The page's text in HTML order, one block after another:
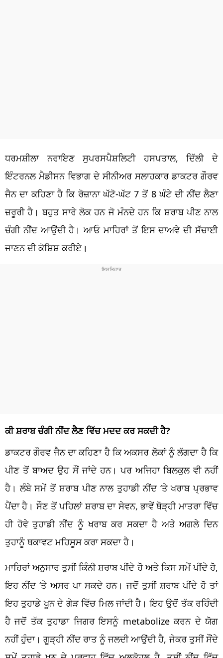
ਧਰਮਸ਼ੀਲਾ ਨਰਾਇਣ ਸੁਪਰਸਪੈਸ਼ਲਿਟੀ ਹਸਪਤਾਲ, ਦਿੱਲੀ ਦੇ
ਇੰਟਰਨਲ ਮੈਡੀਸਨ ਵਿਭਾਗ ਦੇ ਸੀਨੀਅਰ ਸਲਾਹਕਾਰ ਡਾਕਟਰ ਗੌਰਵ
ਜੈਨ ਦਾ ਕਹਿਣਾ ਹੈ ਕਿ ਰੋਜ਼ਾਨਾ ਘੱਟੋ-ਘੱਟ 7 ਤੋਂ 8 ਘੰਟੇ ਦੀ ਨੀਂਦ ਲੈਣਾ
ਜ਼ਰੂਰੀ ਹੈ। ਬਹੁਤ ਸਾਰੇ ਲੋਕ ਹਨ ਜੋ ਮੰਨਦੇ ਹਨ ਕਿ ਸ਼ਰਾਬ ਪੀਣ ਨਾਲ
ਚੰਗੀ ਨੀਂਦ ਆਉਂਦੀ ਹੈ। ਆਓ ਮਾਹਿਰਾਂ ਤੋਂ ਇਸ ਦਾਅਵੇ ਦੀ ਸੱਚਾਈ
ਜਾਣਨ ਦੀ ਕੋਸ਼ਿਸ਼ ਕਰੀਏ।
ਕੀ ਸ਼ਰਾਬ ਚੰਗੀ ਨੀਂਦ ਲੈਣ ਵਿੱਚ ਮਦਦ ਕਰ ਸਕਦੀ ਹੈ?
ਡਾਕਟਰ ਗੌਰਵ ਜੈਨ ਦਾ ਕਹਿਣਾ ਹੈ ਕਿ ਅਕਸਰ ਲੋਕਾਂ ਨੂੰ ਲੱਗਦਾ ਹੈ ਕਿ
ਪੀਣ ਤੋਂ ਬਾਅਦ ਉਹ ਸੌਂ ਜਾਂਦੇ ਹਨ। ਪਰ ਅਜਿਹਾ ਬਿਲਕੁਲ ਵੀ ਨਹੀਂ
ਹੈ। ਲੰਬੇ ਸਮੇਂ ਤੋਂ ਸ਼ਰਾਬ ਪੀਣ ਨਾਲ ਤੁਹਾਡੀ ਨੀਂਦ ‘ਤੇ ਖਰਾਬ ਪ੍ਰਭਾਵ
ਪੈਂਦਾ ਹੈ। ਸੌਣ ਤੋਂ ਪਹਿਲਾਂ ਸ਼ਰਾਬ ਦਾ ਸੇਵਨ, ਭਾਵੇਂ ਥੋੜ੍ਹੀ ਮਾਤਰਾ ਵਿੱਚ
ਹੀ ਹੋਵੇ ਤੁਹਾਡੀ ਨੀਂਦ ਨੂੰ ਖਰਾਬ ਕਰ ਸਕਦਾ ਹੈ ਅਤੇ ਅਗਲੇ ਦਿਨ
ਤੁਹਾਨੂੰ ਥਕਾਵਟ ਮਹਿਸੂਸ ਕਰਾ ਸਕਦਾ ਹੈ।
ਮਾਹਿਰਾਂ ਅਨੁਸਾਰ ਤੁਸੀਂ ਕਿੰਨੀ ਸ਼ਰਾਬ ਪੀਂਦੇ ਹੋ ਅਤੇ ਕਿਸ ਸਮੇਂ ਪੀਂਦੇ ਹੋ,
ਇਹ ਨੀਂਦ ‘ਤੇ ਅਸਰ ਪਾ ਸਕਦੇ ਹਨ। ਜਦੋਂ ਤੁਸੀਂ ਸ਼ਰਾਬ ਪੀਂਦੇ ਹੋ ਤਾਂ
ਇਹ ਤੁਹਾਡੇ ਖੂਨ ਦੇ ਗੇੜ ਵਿੱਚ ਮਿਲ ਜਾਂਦੀ ਹੈ। ਇਹ ਉਦੋਂ ਤੱਕ ਰਹਿੰਦੀ
ਹੈ ਜਦੋਂ ਤੱਕ ਤੁਹਾਡਾ ਜਿਗਰ ਇਸਨੂੰ metabolize ਕਰਨ ਦੇ ਯੋਗ
ਨਹੀਂ ਹੁੰਦਾ। ਗੂੜ੍ਹੀ ਨੀਂਦ ਰਾਤ ਨੂੰ ਜਲਦੀ ਆਉਂਦੀ ਹੈ, ਜੇਕਰ ਤੁਸੀਂ ਸੌਂਦੇ